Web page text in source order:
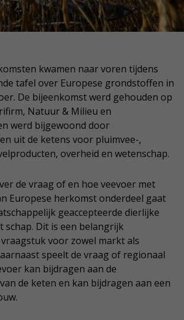
kwamen naar voren tijdens
tafel over Europese grondstoffen in
De bijeenkomst werd gehouden op
Natuur & Milieu en
werd bijgewoond door
uit de ketens voor pluimvee-,
overheid en wetenschap.
de vraag of en hoe veevoer met
Europese herkomst onderdeel gaat
geaccepteerde dierlijke
schap. Dit is een belangrijk
voor zowel markt als
speelt de vraag of regionaal
kan bijdragen aan de
de keten en kan bijdragen aan een